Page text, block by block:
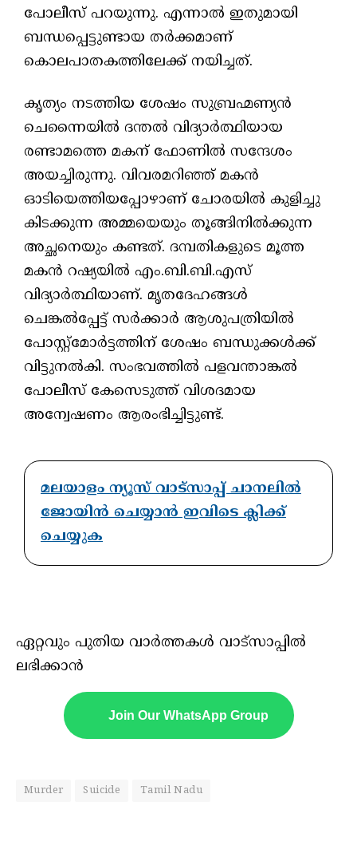
പോലീസ് പറയുന്നു. എന്നാൽ ഇതുമായി
ബന്ധപ്പെട്ടുണ്ടായ തർക്കമാണ്
കൊലപാതകത്തിലേക്ക് നയിച്ചത്.
​കൃത്യം നടത്തിയ ശേഷം സുബ്രഹ്മണ്യൻ
ചെന്നൈയിൽ ദന്തൽ വിദ്യാർത്ഥിയായ
രണ്ടാമത്തെ മകന് ഫോണിൽ സന്ദേശം
അയച്ചിരുന്നു. വിവരമറിഞ്ഞ് മകൻ
ഓടിയെത്തിയപ്പോഴാണ് ചോരയിൽ കുളിച്ചു
കിടക്കുന്ന അമ്മയെയും തൂങ്ങിനിൽക്കുന്ന
അച്ഛനെയും കണ്ടത്. ദമ്പതികളുടെ മൂത്ത
മകൻ റഷ്യയിൽ എം.ബി.ബി.എസ്
വിദ്യാർത്ഥിയാണ്. മൃതദേഹങ്ങൾ
ചെങ്കൽപ്പേട്ട് സർക്കാർ ആശുപത്രിയിൽ
പോസ്റ്റ്മോർട്ടത്തിന് ശേഷം ബന്ധുക്കൾക്ക്
വിട്ടുനൽകി. സംഭവത്തിൽ പളവന്താങ്കൽ
പോലീസ് കേസെടുത്ത് വിശദമായ
അന്വേഷണം ആരംഭിച്ചിട്ടുണ്ട്.
മലയാളം ന്യൂസ് വാട്സാപ്പ് ചാനലിൽ
ജോയിൻ ചെയ്യാൻ ഇവിടെ ക്ലിക്ക്
ചെയ്യുക
ഏറ്റവും പുതിയ വാർത്തകൾ വാട്സാപ്പിൽ
ലഭിക്കാൻ
Join Our WhatsApp Group
Murder Suicide Tamil Nadu